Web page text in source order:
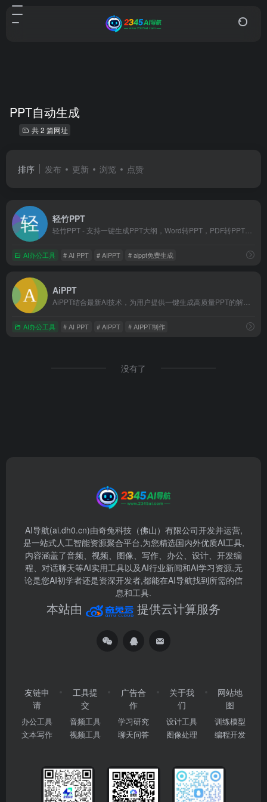
PPT自动生成
共 2 篇网址
排序 发布 更新 浏览 点赞
轻竹PPT
AI办公工具 # AI PPT # AIPPT # aippt免费生成
AiPPT
AI办公工具 # AI PPT # AIPPT # AIPPT制作
没有了
AI导航(ai.dh0.cn)由奇兔科技（佛山）有限公司开发并运营,
是一站式人工智能资源聚合平台,为您精选国内外优质AI工具,
内容涵盖了音频、视频、图像、写作、办公、设计、开发编
程、对话聊天等AI实用工具以及AI行业新闻和AI学习资源,无
论是您AI初学者还是资深开发者,都能在AI导航找到所需的信
息和工具.
本站由 提供云计算服务
友链申
请
办公工具
文本写作
工具提
交
音频工具
视频工具
广告合
作
学习研究
聊天问答
关于我
们
设计工具
图像处理
网站地
图
训练模型
编程开发